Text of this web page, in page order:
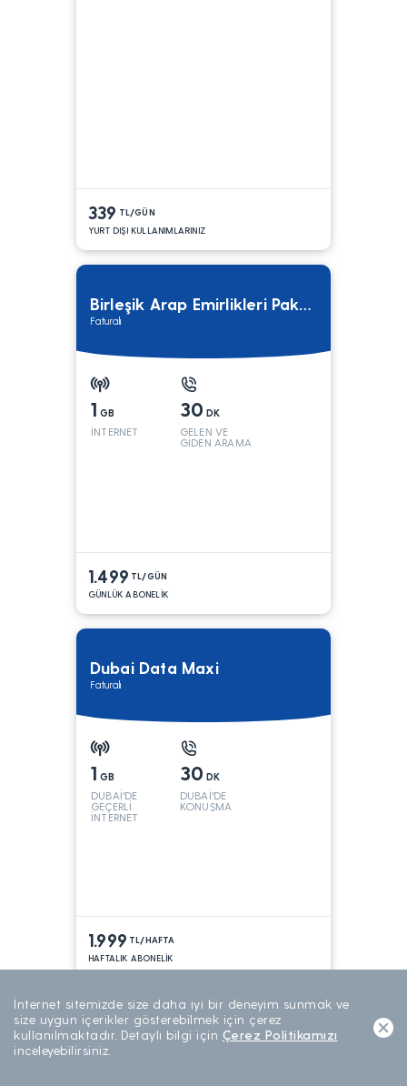
339 TL/GÜN
YURT DIŞI KULLANIMLARINIZ
Birleşik Arap Emirlikleri Paketi 1
Faturalı
1 GB
İNTERNET
30 DK
GELEN VE
GİDEN ARAMA
1.499 TL/GÜN
GÜNLÜK ABONELİK
Dubai Data Maxi
Faturalı
1 GB
DUBAİ'DE
GEÇERLİ
İNTERNET
30 DK
DUBAİ'DE
KONUŞMA
1.999 TL/HAFTA
HAFTALIK ABONELİK
Araç Takip - Arvento Profesyonel Paket
Faturalı
İnternet sitemizde size daha iyi bir deneyim sunmak ve
size uygun içerikler gösterebilmek için çerez
kullanılmaktadır. Detaylı bilgi için Çerez Politikamızı
inceleyebilirsiniz.